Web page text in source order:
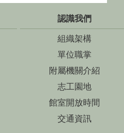
認識我們
組織架構
單位職掌
附屬機關介紹
志工園地
館室開放時間
交通資訊